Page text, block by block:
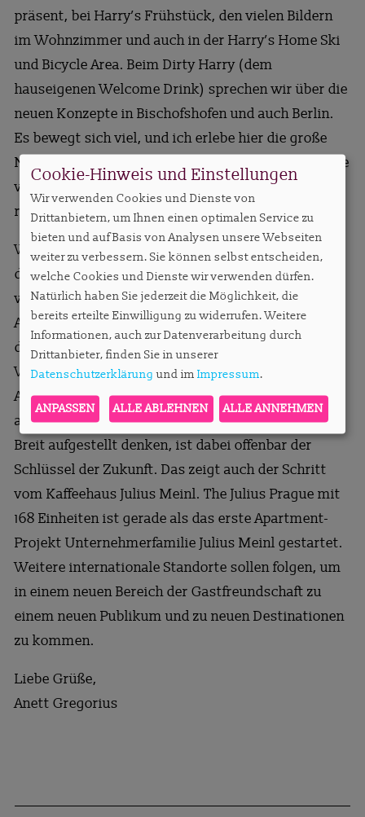
präsent, bei Harry’s Frühstück, den vielen Bildern
im Wohnzimmer und auch in der Harry’s Home Ski
und Bicycle Area. Beim Dirty Harry (dem
hauseigenen Welcome Drink) sprechen wir über die
neuen Konzepte in Bischofshofen und auch Berlin.
Es bewegt sich viel, und ich erlebe hier die große
Notwendigkeit, dass unsere Apartment-Welt auf die
veränderten Reisegewohnheiten unserer Gäste
reagiert.
Wie stark die allgemeine Nachfrage aktuell ist, hat
diese Woche auch unsere Reservierungsabteilung
wieder mehrfach schmerzhaft gefühlt. Viel zu viele
Anfragen können wir derzeit nicht platzieren, weil
die Häuser bereits ausgebucht sind oder die
Vorstellungen der Gäste nicht kompatibel mit dem
Angebot sind. Das betrifft vor allem die Top-Städte,
allen voran München und Berlin.
Breit aufgestellt denken, ist dabei offenbar der
Schlüssel der Zukunft. Das zeigt auch der Schritt
vom Kaffeehaus Julius Meinl. The Julius Prague mit
168 Einheiten ist gerade als das erste Apartment-
Projekt Unternehmerfamilie Julius Meinl gestartet.
Weitere internationale Standorte sollen folgen, um
in einem neuen Bereich der Gastfreundschaft zu
einem neuen Publikum und zu neuen Destinationen
zu kommen.
Liebe Grüße,
Anett Gregorius
Cookie-Hinweis und Einstellungen
Wir verwenden Cookies und Dienste von
Drittanbietern, um Ihnen einen optimalen Service zu
bieten und auf Basis von Analysen unsere Webseiten
weiter zu verbessern. Sie können selbst entscheiden,
welche Cookies und Dienste wir verwenden dürfen.
Natürlich haben Sie jederzeit die Möglichkeit, die
bereits erteilte Einwilligung zu widerrufen. Weitere
Informationen, auch zur Datenverarbeitung durch
Drittanbieter, finden Sie in unserer
Datenschutzerklärung und im Impressum.
ANPASSEN ALLE ABLEHNEN ALLE ANNEHMEN